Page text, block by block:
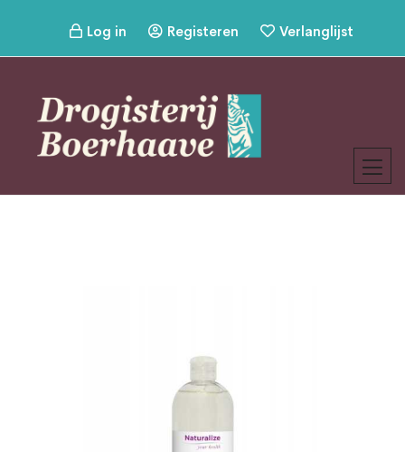
Log in Registeren Verlanglijst